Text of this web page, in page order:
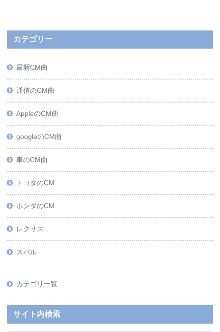
カテゴリー
最新CM曲
通信のCM曲
AppleのCM曲
googleのCM曲
車のCM曲
トヨタのCM
ホンダのCM
レクサス
スバル
カテゴリ一覧
サイト内検索